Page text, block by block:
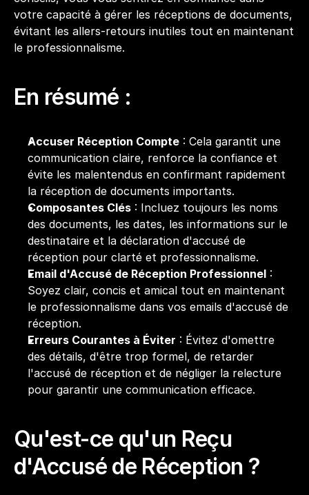
votre capacité à gérer les réceptions de documents,
évitant les allers-retours inutiles tout en maintenant
le professionnalisme.
En résumé :
Accuser Réception Compte : Cela garantit une
communication claire, renforce la confiance et
évite les malentendus en confirmant rapidement
la réception de documents importants.
Composantes Clés : Incluez toujours les noms
des documents, les dates, les informations sur le
destinataire et la déclaration d'accusé de
réception pour clarté et professionnalisme.
Email d'Accusé de Réception Professionnel :
Soyez clair, concis et amical tout en maintenant
le professionnalisme dans vos emails d'accusé de
réception.
Erreurs Courantes à Éviter : Évitez d'omettre
des détails, d'être trop formel, de retarder
l'accusé de réception et de négliger la relecture
pour garantir une communication efficace.
Qu'est-ce qu'un Reçu
d'Accusé de Réception ?